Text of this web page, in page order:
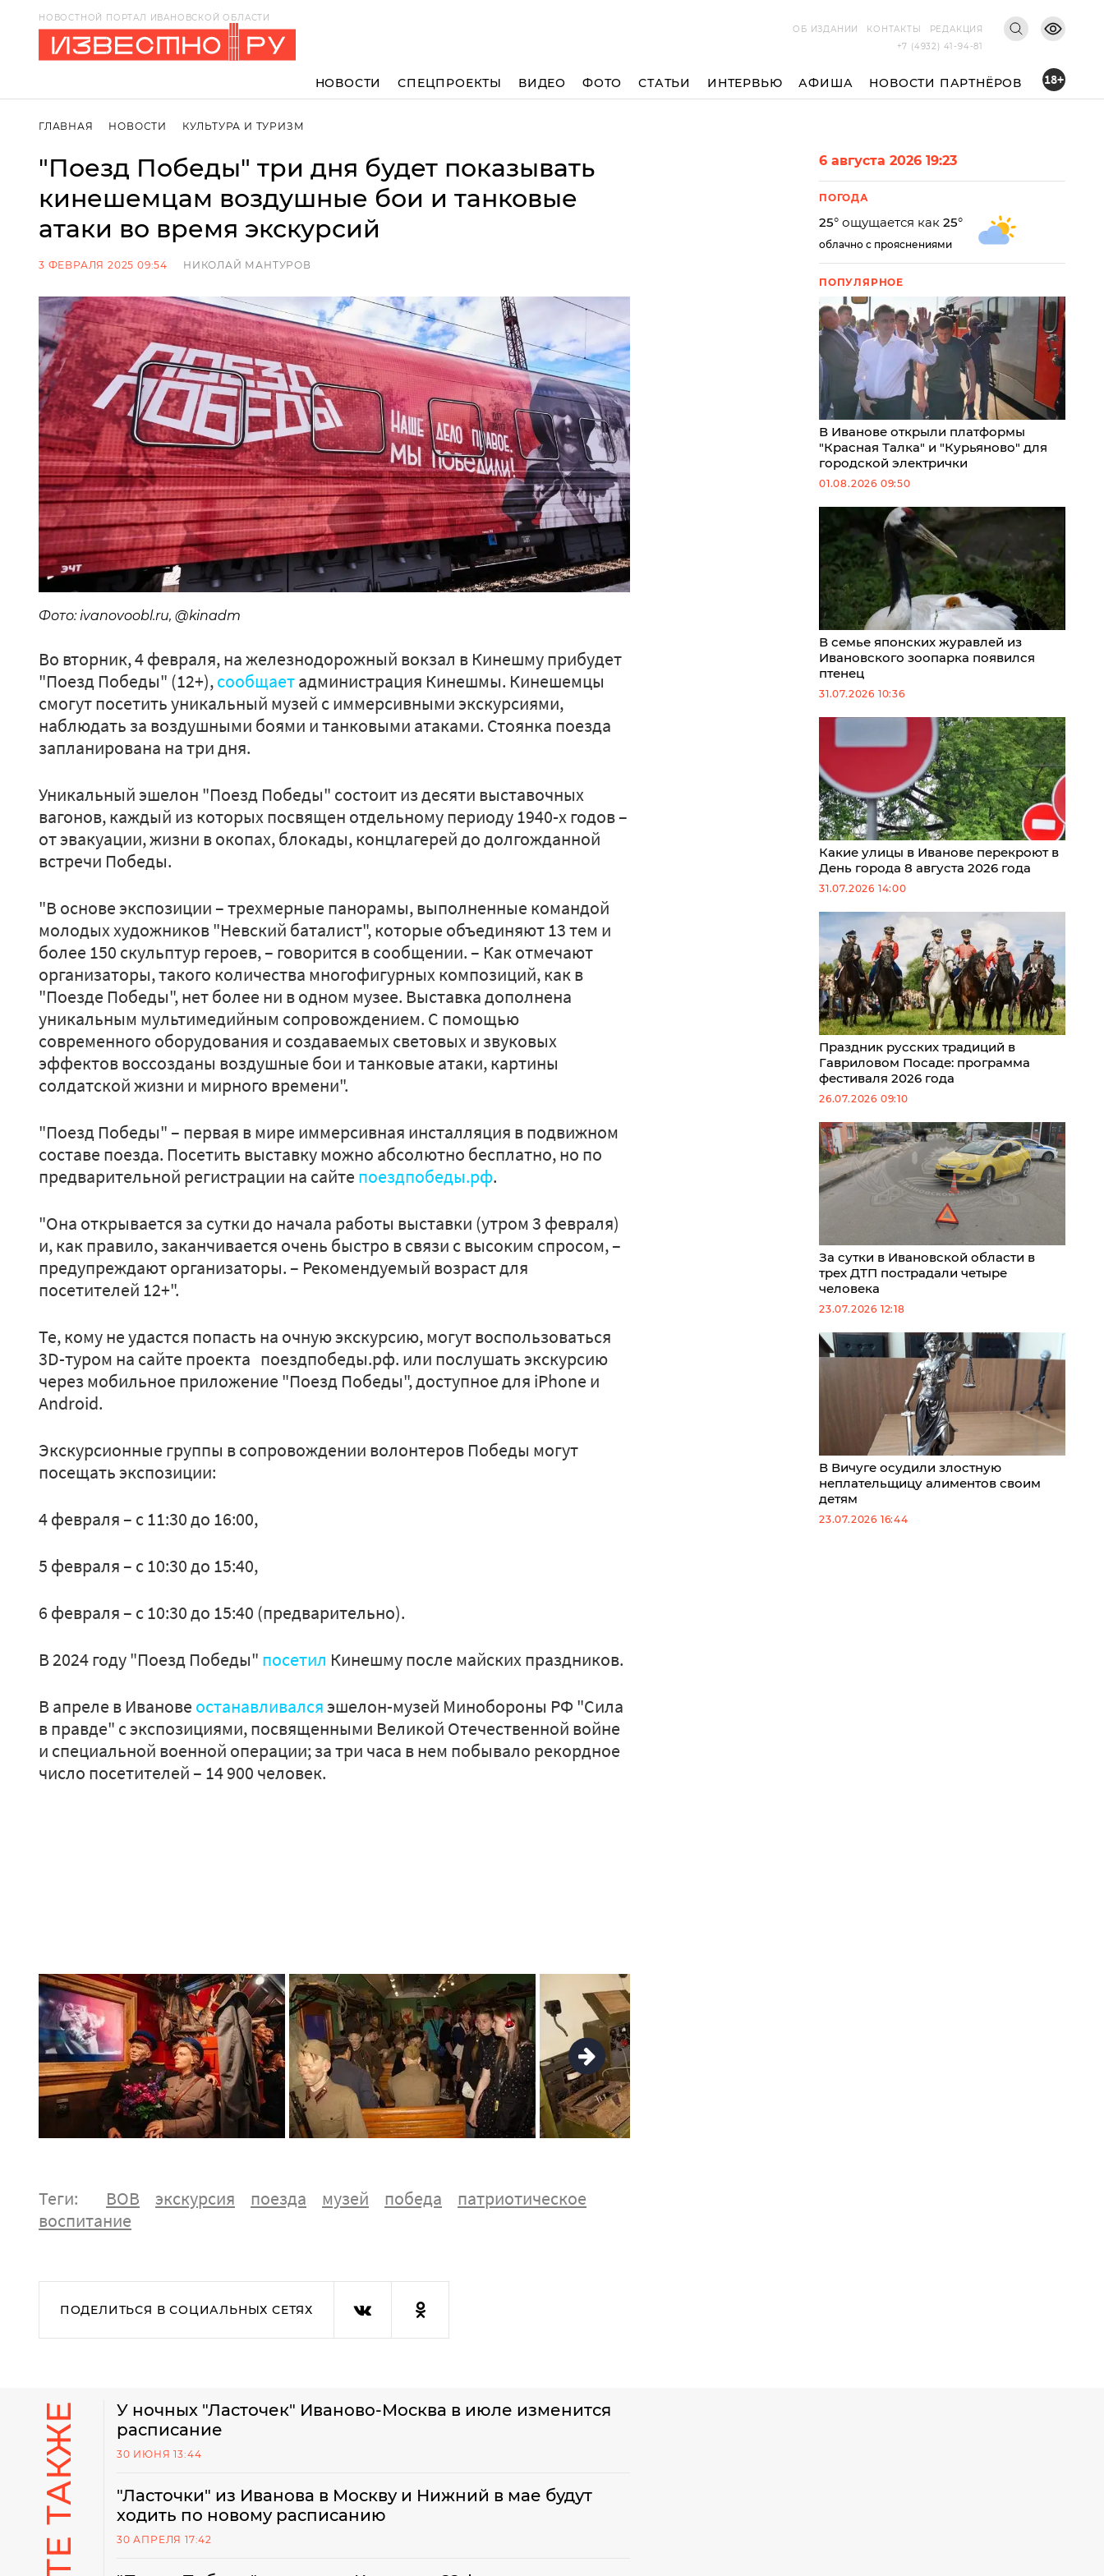
НОВОСТНОЙ ПОРТАЛ ИВАНОВСКОЙ ОБЛАСТИ
ОБ ИЗДАНИИ
КОНТАКТЫ
РЕДАКЦИЯ
+7 (4932) 41-94-81
НОВОСТИ СПЕЦПРОЕКТЫ ВИДЕО ФОТО СТАТЬИ ИНТЕРВЬЮ АФИША НОВОСТИ ПАРТНЁРОВ 18+
ГЛАВНАЯ НОВОСТИ КУЛЬТУРА И ТУРИЗМ
"Поезд Победы" три дня будет показывать
кинешемцам воздушные бои и танковые
атаки во время экскурсий
3 ФЕВРАЛЯ 2025 09:54 НИКОЛАЙ МАНТУРОВ
Фото: ivanovoobl.ru, @kinadm
Во вторник, 4 февраля, на железнодорожный вокзал в Кинешму прибудет
"Поезд Победы" (12+),сообщаетадминистрация Кинешмы. Кинешемцы
смогут посетить уникальный музей с иммерсивными экскурсиями,
наблюдать за воздушными боями и танковыми атаками. Стоянка поезда
запланирована на три дня.
Уникальный эшелон "Поезд Победы" состоит из десяти выставочных
вагонов, каждый из которых посвящен отдельному периоду 1940-х годов –
от эвакуации, жизни в окопах, блокады, концлагерей до долгожданной
встречи Победы.
"В основе экспозиции – трехмерные панорамы, выполненные командой
молодых художников "Невский баталист", которые объединяют 13 тем и
более 150 скульптур героев, – говорится в сообщении. – Как отмечают
организаторы, такого количества многофигурных композиций, как в
"Поезде Победы", нет более ни в одном музее. Выставка дополнена
уникальным мультимедийным сопровождением. С помощью
современного оборудования и создаваемых световых и звуковых
эффектов воссозданы воздушные бои и танковые атаки, картины
солдатской жизни и мирного времени".
"Поезд Победы" – первая в мире иммерсивная инсталляция в подвижном
составе поезда. Посетить выставку можно абсолютно бесплатно, но по
предварительной регистрации на сайте поездпобеды.рф.
"Она открывается за сутки до начала работы выставки (утром 3 февраля)
и, как правило, заканчивается очень быстро в связи с высоким спросом, –
предупреждают организаторы. – Рекомендуемый возраст для
посетителей 12+".
Те, кому не удастся попасть на очную экскурсию, могут воспользоваться
3D-туром на сайте проекта поездпобеды.рф. или послушать экскурсию
через мобильное приложение "Поезд Победы", доступное для iPhone и
Android.
Экскурсионные группы в сопровождении волонтеров Победы могут
посещать экспозиции:
4 февраля – с 11:30 до 16:00,
5 февраля – с 10:30 до 15:40,
6 февраля – с 10:30 до 15:40 (предварительно).
В 2024 году "Поезд Победы" посетил Кинешму после майских праздников.
В апреле в Иванове останавливалсяэшелон-музей Минобороны РФ "Сила
в правде" с экспозициями, посвященными Великой Отечественной войне
и специальной военной операции; за три часа в нем побывало рекордное
число посетителей – 14 900 человек.
Теги: ВОВ экскурсия поезда музей победа
патриотическое
воспитание
ПОДЕЛИТЬСЯ В СОЦИАЛЬНЫХ СЕТЯХ
6 августа 2026 19:23
ПОГОДА
25° ощущается как 25°
облачно с прояснениями
ПОПУЛЯРНОЕ
В Иванове открыли платформы
"Красная Талка" и "Курьяново" для
городской электрички
01.08.2026 09:50
В семье японских журавлей из
Ивановского зоопарка появился
птенец
31.07.2026 10:36
Какие улицы в Иванове перекроют в
День города 8 августа 2026 года
31.07.2026 14:00
Праздник русских традиций в
Гавриловом Посаде: программа
фестиваля 2026 года
26.07.2026 09:10
За сутки в Ивановской области в
трех ДТП пострадали четыре
человека
23.07.2026 12:18
В Вичуге осудили злостную
неплательщицу алиментов своим
детям
23.07.2026 16:44
У ночных "Ласточек" Иваново-Москва в июле изменится
расписание
30 ИЮНЯ 13:44
"Ласточки" из Иванова в Москву и Нижний в мае будут
ходить по новому расписанию
30 АПРЕЛЯ 17:42